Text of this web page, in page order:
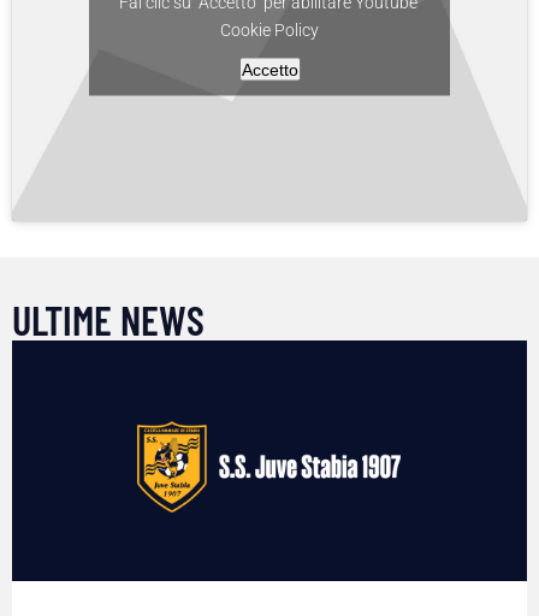
Cookie Policy
Accetto
ULTIME NEWS